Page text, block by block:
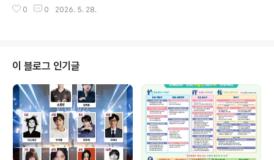
위한 시민 참여형 교육 프로그램 ‘시네필 트랙(Cinephile
문화체육관광부가 주최하고 한국문화예술교육진흥원이 주
운영되는 생애주기별 인문 프로그램이다. 불암도서관은 지
난해 사업 수행 기관 중, 전문가 현장 모니터링, 이행실적,
결과보고서 등을 종합 심사한 결과 상위 20% 이내로 평
가, 연속 지원기관에 선정되었다. 올해 불암도서관의 ‘길 위
의 인문학’ 프로그램은‘문학 속에 과학이 쏘옥!’을 주제로
약 3개월간 문학과 과학을 ..
0 0 2026. 5. 28.
이 블로그 인기글